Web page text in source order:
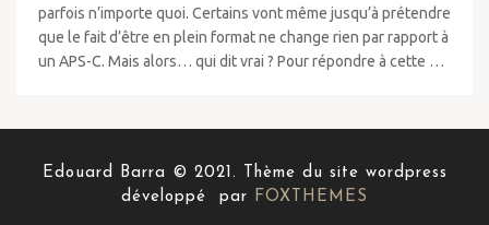
parfois n’importe quoi. Certains vont même jusqu’à prétendre
que le fait d’être en plein format ne change rien par rapport à
un APS-C. Mais alors… qui dit vrai ? Pour répondre à cette …
Edouard Barra © 2021. Thème du site wordpress
développé par FOXTHEMES